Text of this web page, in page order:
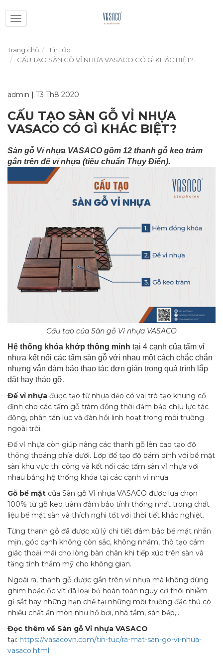
Toggle
navigation
Trang chủ
Tin tức
CẤU TẠO SÀN GỖ VỈ NHỰA VASACO CÓ GÌ KHÁC BIỆT?
admin | T3 Th8 2020
CẤU TẠO SÀN GỖ VỈ NHỰA
VASACO CÓ GÌ KHÁC BIỆT?
Sàn gỗ Vỉ nhựa VASACO gồm 12 thanh gỗ keo tràm
gắn trên đế vỉ nhựa (tiêu chuẩn Thụy Điển).
Cấu tạo của Sàn gỗ Vỉ nhựa VASACO
Hệ thống khóa khớp thông minh tại 4 cạnh của tấm vỉ
nhựa kết nối các tấm sàn gỗ với nhau một cách chắc chắn
nhưng vẫn đảm bảo thao tác đơn giản trong quá trình lắp
đặt hay tháo gỡ.
Đế vỉ nhựa được tạo từ nhựa dẻo có vai trò tạo khung cố
định cho các tấm gỗ tràm đồng thời đảm bảo chịu lực tác
động, phân tán lực và đàn hồi linh hoạt trong môi trường
ngoài trời.
Đế vỉ nhựa còn giúp nâng các thanh gỗ lên cao tạo độ
thông thoáng phía dưới. Lớp đế tạo độ bám dính với bề mặt
sàn khu vực thi công và kết nối các tấm sàn vỉ nhựa với
nhau bằng hệ thống khóa tại các cạnh vỉ nhựa.
Gỗ bề mặt của Sàn gỗ Vỉ nhựa VASACO được lựa chọn
100% từ gỗ keo tràm đảm bảo tính thống nhất trong chất
liệu bề mặt sàn và thích nghi tốt với thời tiết khắc nghiệt.
Từng thanh gỗ đã được xử lý chi tiết đảm bảo bề mặt nhẵn
mịn, góc cạnh không còn sắc, không nhám, thô tạo cảm
giác thoải mái cho lòng bàn chân khi tiếp xúc trên sàn và
tăng tính thẩm mỹ cho không gian.
Ngoài ra, thanh gỗ được gắn trên vỉ nhựa mà không dùng
ghim hoặc ốc vít đã loại bỏ hoàn toàn nguy cơ thôi nhiễm
gỉ sắt hay những hạn chế tại những môi trường đặc thù có
nhiều chất ăn mòn như hồ bơi, nhà tắm, sàn bếp,…
Đọc thêm về Sàn gỗ Vỉ nhựa VASACO
tại: https://vasacovn.com/tin-tuc/ra-mat-san-go-vi-nhua-
vasaco.html